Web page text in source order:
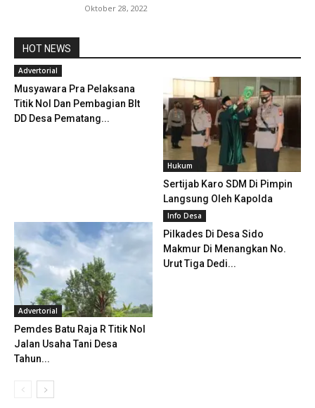
Oktober 28, 2022
HOT NEWS
Advertorial
Musyawara Pra Pelaksana
Titik Nol Dan Pembagian Blt
DD Desa Pematang...
Hukum
Sertijab Karo SDM Di Pimpin
Langsung Oleh Kapolda
Advertorial
Pemdes Batu Raja R Titik Nol
Jalan Usaha Tani Desa
Tahun...
Info Desa
Pilkades Di Desa Sido
Makmur Di Menangkan No.
Urut Tiga Dedi...